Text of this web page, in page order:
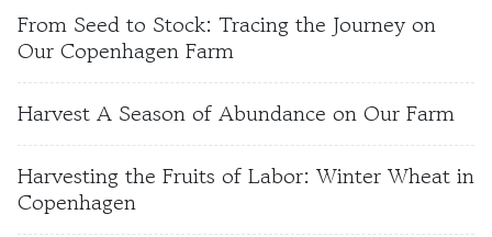
From Seed to Stock: Tracing the Journey on
Our Copenhagen Farm
Harvest A Season of Abundance on Our Farm
Harvesting the Fruits of Labor: Winter Wheat in
Copenhagen